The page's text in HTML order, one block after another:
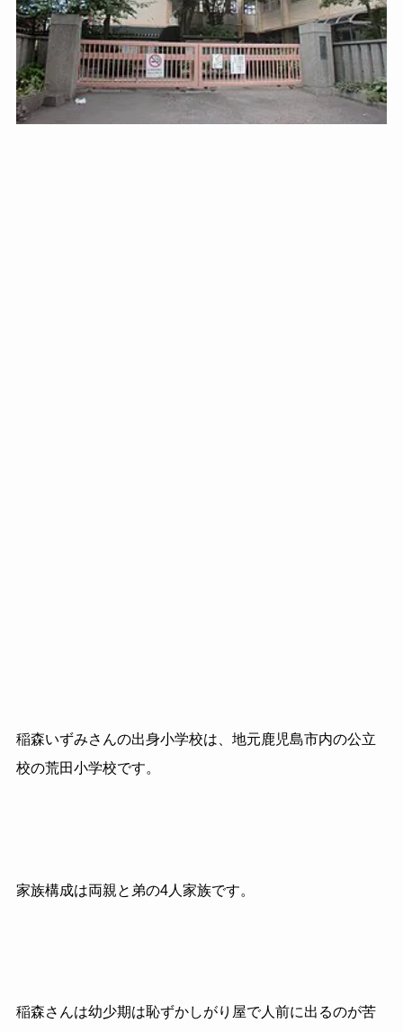
稲森いずみさんの出身小学校は、地元鹿児島市内の公立
校の荒田小学校です。
家族構成は両親と弟の4人家族です。
稲森さんは幼少期は恥ずかしがり屋で人前に出るのが苦